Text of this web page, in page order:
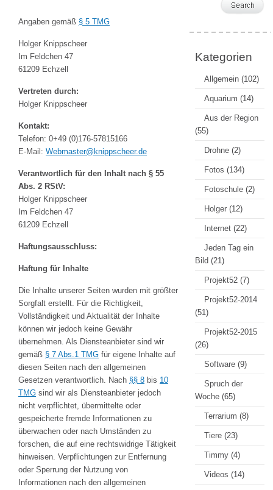
Angaben gemäß § 5 TMG
Holger Knippscheer
Im Feldchen 47
61209 Echzell
Vertreten durch:
Holger Knippscheer
Kontakt:
Telefon: 0+49 (0)176-57815166
E-Mail: Webmaster@knippscheer.de
Verantwortlich für den Inhalt nach § 55
Abs. 2 RStV:
Holger Knippscheer
Im Feldchen 47
61209 Echzell
Haftungsausschluss:
Haftung für Inhalte
Die Inhalte unserer Seiten wurden mit größter
Sorgfalt erstellt. Für die Richtigkeit,
Vollständigkeit und Aktualität der Inhalte
können wir jedoch keine Gewähr
übernehmen. Als Diensteanbieter sind wir
gemäß § 7 Abs.1 TMG für eigene Inhalte auf
diesen Seiten nach den allgemeinen
Gesetzen verantwortlich. Nach §§ 8 bis 10
TMG sind wir als Diensteanbieter jedoch
nicht verpflichtet, übermittelte oder
gespeicherte fremde Informationen zu
überwachen oder nach Umständen zu
forschen, die auf eine rechtswidrige Tätigkeit
hinweisen. Verpflichtungen zur Entfernung
oder Sperrung der Nutzung von
Informationen nach den allgemeinen
Kategorien
Allgemein (102)
Aquarium (14)
Aus der Region
(55)
Drohne (2)
Fotos (134)
Fotoschule (2)
Holger (12)
Internet (22)
Jeden Tag ein
Bild (21)
Projekt52 (7)
Projekt52-2014
(51)
Projekt52-2015
(26)
Software (9)
Spruch der
Woche (65)
Terrarium (8)
Tiere (23)
Timmy (4)
Videos (14)